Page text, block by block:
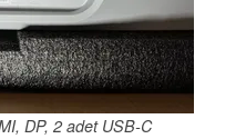
DP, 2 adet USB-C